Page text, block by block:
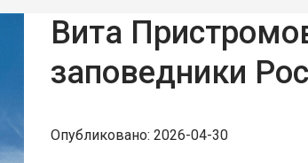
Вита
заповедники
Опубликовано: 2026-04-30